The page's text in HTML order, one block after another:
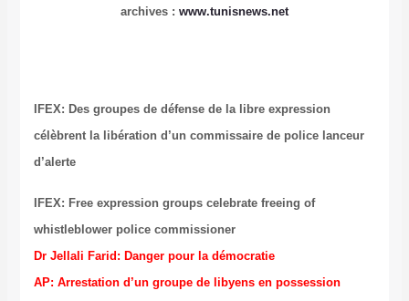
archives : www.tunisnews.net
IFEX: Des groupes de défense de la libre expression
célèbrent la libération d’un commissaire de police lanceur
d’alerte
IFEX: Free expression groups celebrate freeing of
whistleblower police commissioner
Dr Jellali Farid: Danger pour la démocratie
AP: Arrestation d’un groupe de libyens en possession